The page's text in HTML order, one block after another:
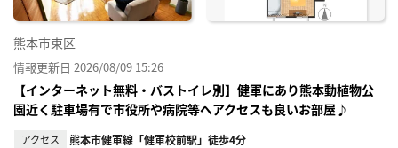
熊本市東区
情報更新日 2026/08/09 15:26
【インターネット無料・バストイレ別】健軍にあり熊本動植物公
園近く駐車場有で市役所や病院等へアクセスも良いお部屋♪
アクセス 熊本市健軍線「健軍校前駅」徒歩4分